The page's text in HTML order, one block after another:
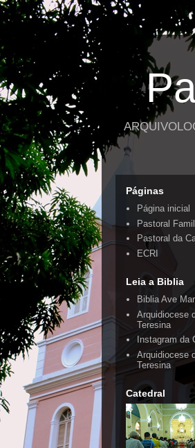
Páginas
Página inicial
Pastoral
Pastoral da
ECRI
Leia a Biblia
Biblia Ave
Arquidiocese
Teresina
Instagram da
Arquidiocese
Teresina
Catedral